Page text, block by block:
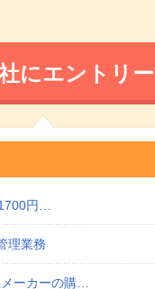
にエントリ
円…
理業務
ーカーの購…